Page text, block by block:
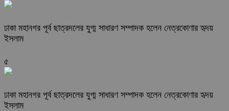
ঢাকা মহানগর পূর্ব ছাত্রদলের যুগ্ম সাধারণ সম্পাদক হলেন নেত্রকোণার হৃদয়
ইসলাম
৫
ঢাকা মহানগর পূর্ব ছাত্রদলের যুগ্ম সাধারণ সম্পাদক হলেন নেত্রকোণার হৃদয়
ইসলাম